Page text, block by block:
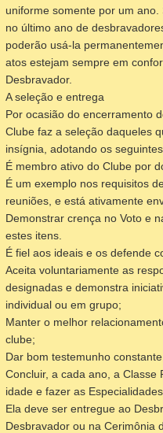
uniforme somente por um
no último ano de
poderão usá-la
atos estejam sempre em
Desbravador.
A seleção e entrega
Por ocasião do encerramento
Clube faz a seleção daqueles
insígnia, adotando os
É membro ativo do Clube por
É um exemplo nos requisitos
reuniões, e está ativamente
Demonstrar crença no Voto e
estes itens.
É fiel aos ideais e os defende
Aceita voluntariamente as
designadas e demonstra
individual ou em grupo;
Manter o melhor
clube;
Dar bom testemunho
Concluir, a cada ano, a Classe
idade e fazer as
Ela deve ser entregue ao
Desbravador ou na Cerimônia